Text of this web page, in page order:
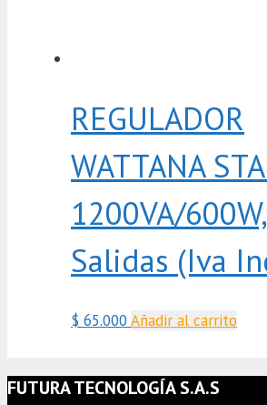
REGULADOR
WATTANA
1200VA/
Salidas (Iva
$ 65.000 Añadir al carrito
FUTURA TECNOLOGÍA S.A.S